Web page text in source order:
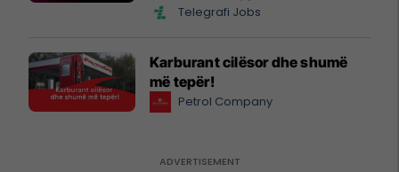
Telegrafi Jobs
Karburant cilësor dhe shumë
më tepër!
Petrol Company